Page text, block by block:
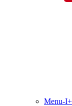
Menu-